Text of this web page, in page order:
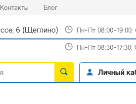
Контакты(current)
Блог(current)
6 (Щеглино) Пн-Пт 08:00-19:00;
Пн-Пт 08:30-
Личный